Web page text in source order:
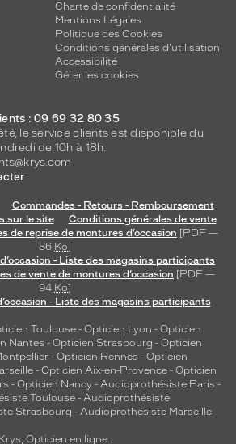
Charte de confidentialité
Mentions Légales
Politique des Cookies
Conditions générales d'utilisation
Accessibilité
Gérer les cookies
: 09 69 32 80 35
le service clients est disponible du
de 10h à 18h.
Commandes - Retours - Remboursement
sur le site
Conditions générales de vente
de reprise de montures d’occasion [PDF —
86 Ko]
- Liste des magasins participants
de vente de montures d’occasion [PDF —
94 Ko]
- Liste des magasins participants
Toulouse- Opticien Lyon - Opticien
Nantes - Opticien Strasbourg - Opticien
- Opticien Rennes - Opticien
- Opticien Aix-en-Provence - Opticien
- Opticien Nancy - Audioprothésiste Paris -
Toulouse- Audioprothésiste
Strasbourg - Audioprothésiste Marseille
Krys, Opticien en ligne :